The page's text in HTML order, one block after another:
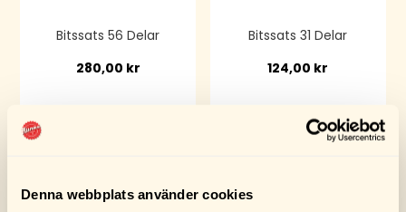
Denna webbplats använder cookies
Bitssats 56 Delar
280,00 kr
Bitssats 31 Delar
124,00 kr
Köp